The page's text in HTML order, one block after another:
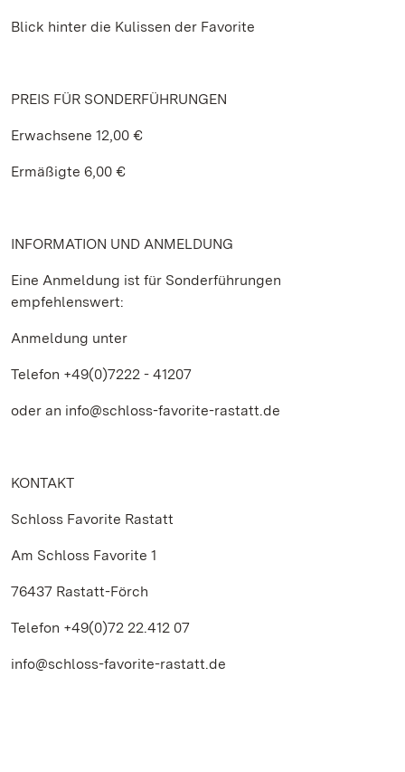
Blick hinter die Kulissen der Favorite
PREIS FÜR SONDERFÜHRUNGEN
Erwachsene 12,00 €
Ermäßigte 6,00 €
INFORMATION UND ANMELDUNG
Eine Anmeldung ist für Sonderführungen
empfehlenswert:
Anmeldung unter
Telefon +49(0)7222 - 41207
oder an info@schloss-favorite-rastatt.de
KONTAKT
Schloss Favorite Rastatt
Am Schloss Favorite 1
76437 Rastatt-Förch
Telefon +49(0)72 22.412 07
info@schloss-favorite-rastatt.de